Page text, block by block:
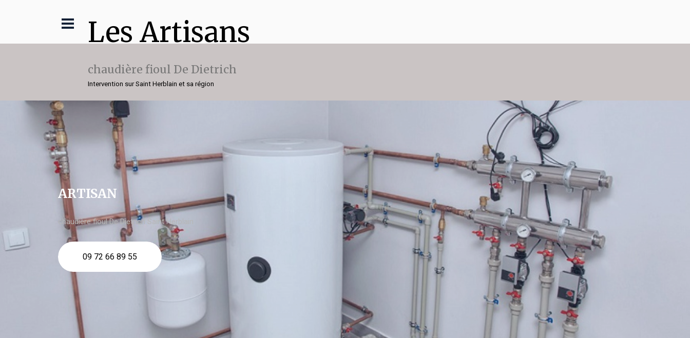
Les Artisans
chaudière fioul De Dietrich
Intervention sur Saint Herblain et sa région
ARTISAN
chaudière fioul De Dietrich Saint Herblain
09 72 66 89 55